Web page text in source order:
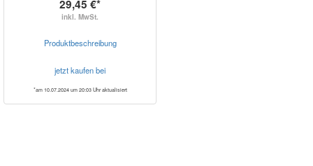
29,45 €*
inkl. MwSt.
Produktbeschreibung
jetzt kaufen bei
*am 10.07.2024 um 20:03 Uhr aktualisiert